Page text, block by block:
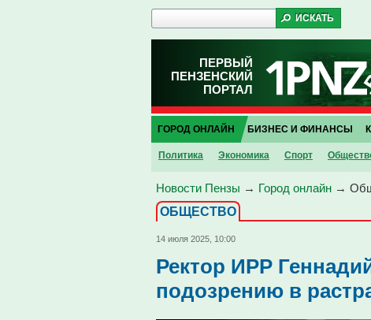
ПЕРВЫЙ
ПЕНЗЕНСКИЙ
ПОРТАЛ
ГОРОД ОНЛАЙН
Политика Экономика Спорт
БИЗНЕС И ФИНАНСЫ
Новости Пензы → Город онлайн →
ОБЩЕСТВО
14 июля 2025, 10:00
Ректор ИРР
подозрению в